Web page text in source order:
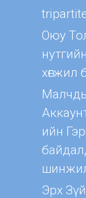
Оюу
хөгжил
ийн
Эрх